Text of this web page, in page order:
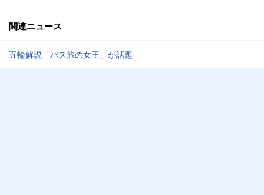
関連ニュース
五輪解説「バス旅の女王」が話題